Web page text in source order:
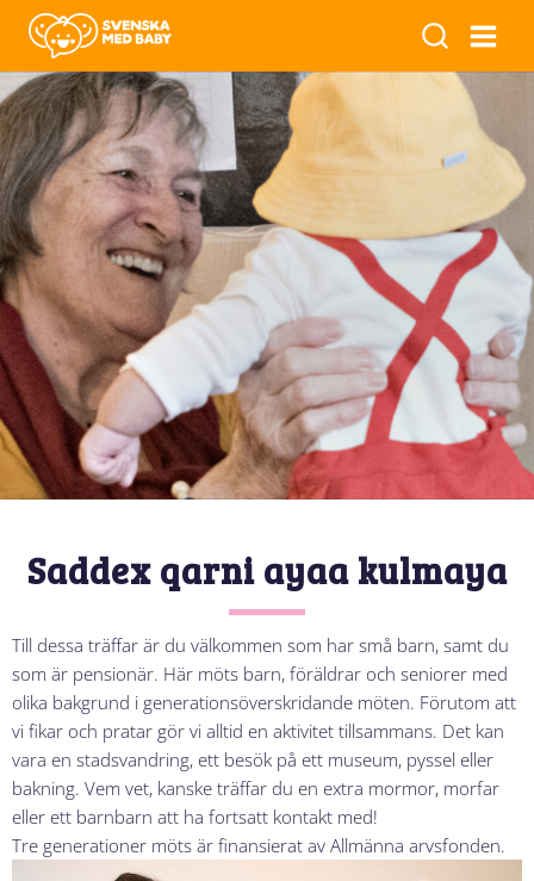
Saddex qarni ayaa kulmaya
Till dessa träffar är du välkommen som har små barn, samt du
som är pensionär. Här möts barn, föräldrar och seniorer med
olika bakgrund i generationsöverskridande möten. Förutom att
vi fikar och pratar gör vi alltid en aktivitet tillsammans. Det kan
vara en stadsvandring, ett besök på ett museum, pyssel eller
bakning. Vem vet, kanske träffar du en extra mormor, morfar
eller ett barnbarn att ha fortsatt kontakt med!
Tre generationer möts är finansierat av Allmänna arvsfonden.